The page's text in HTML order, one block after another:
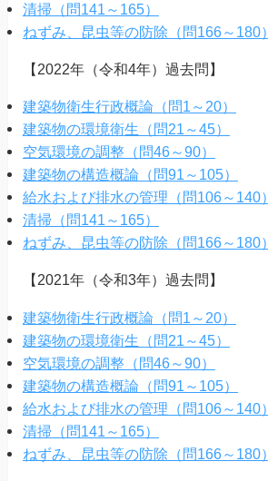
清掃（問141～165）
ねずみ、昆虫等の防除（問166～180）
【2022年（令和4年）過去問】
建築物衛生行政概論（問1～20）
建築物の環境衛生（問21～45）
空気環境の調整（問46～90）
建築物の構造概論（問91～105）
給水および排水の管理（問106～140）
清掃（問141～165）
ねずみ、昆虫等の防除（問166～180）
【2021年（令和3年）過去問】
建築物衛生行政概論（問1～20）
建築物の環境衛生（問21～45）
空気環境の調整（問46～90）
建築物の構造概論（問91～105）
給水および排水の管理（問106～140）
清掃（問141～165）
ねずみ、昆虫等の防除（問166～180）